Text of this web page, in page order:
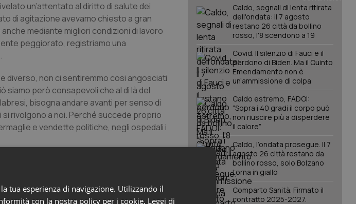
un’attentato al diritto di salute dei
di agitazione avevamo chiesto a gran
mediante migliori condizioni di lavoro
peggiorato, registriamo una
diverso, non ci sentiremmo cosi angosciati
però consapevoli che al di là del
bisogna andare avanti per senso di
rivolgono a noi. Perché succede proprio
e vendette politiche, negli ospedali i
il problema che non esiste un piano
sostanziale fallimento e in un tirare a
che è anche la più grande
Purtroppo, e questo è preoccupante,
ignoranza che, probabilmente ha portato
Caldo, segnali di lenta ritirata
dell'ondata: il 7 agosto
restano 26 città da bollino
rosso, l'8 scendono a 19
Covid. Il silenzio di Fauci e il
perdono di Biden. Ma il Quinto
Emendamento non è
un’ammissione di colpa
Caldo estremo, FADOI:
“Sopra i 40 gradi il corpo può
non riuscire più a disperdere
il calore”
Caldo, l’ondata prosegue. Il 7
agosto 26 città restano da
bollino rosso, solo Bolzano
torna in giallo
Comparto Sanità. Firmato il
contratto 2025-2027.
tua esperienza di navigazione. Utilizzando il
con la nostra policy per i cookie. Leggi di